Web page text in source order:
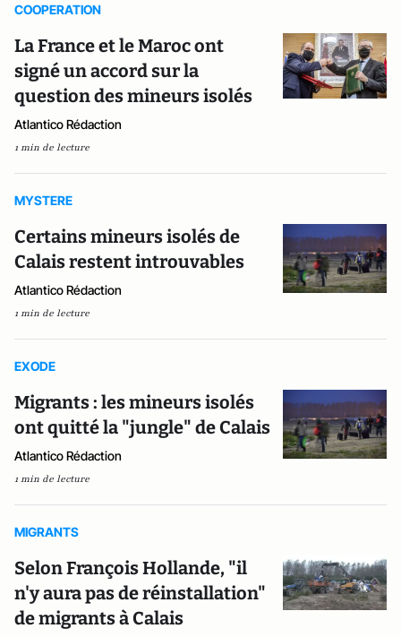
COOPERATION
La France et le Maroc ont
signé un accord sur la
question des mineurs isolés
Atlantico Rédaction
1 min de lecture
MYSTERE
Certains mineurs isolés de
Calais restent introuvables
Atlantico Rédaction
1 min de lecture
EXODE
Migrants : les mineurs isolés
ont quitté la "jungle" de Calais
Atlantico Rédaction
1 min de lecture
MIGRANTS
Selon François Hollande, "il
n'y aura pas de réinstallation"
de migrants à Calais